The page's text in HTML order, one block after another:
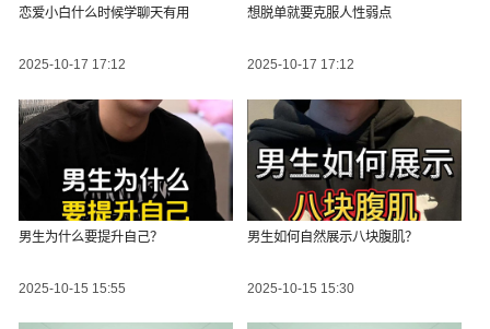
恋爱小白什么时候学聊天有用
2025-10-17 17:12
想脱单就要克服人性弱点
2025-10-17 17:12
男生为什么要提升自己？
2025-10-15 15:55
男生如何自然展示八块腹肌？
2025-10-15 15:30